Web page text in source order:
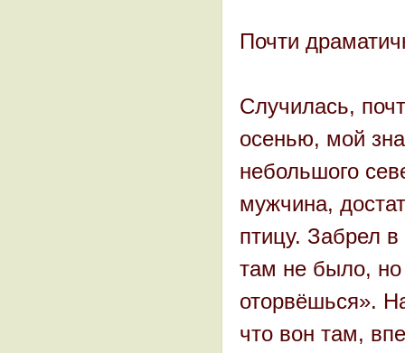
Почти
Случилась,
осенью, мой
небольшого
мужчина,
птицу. Забрел
там не было,
оторвёшься».
что вон там,